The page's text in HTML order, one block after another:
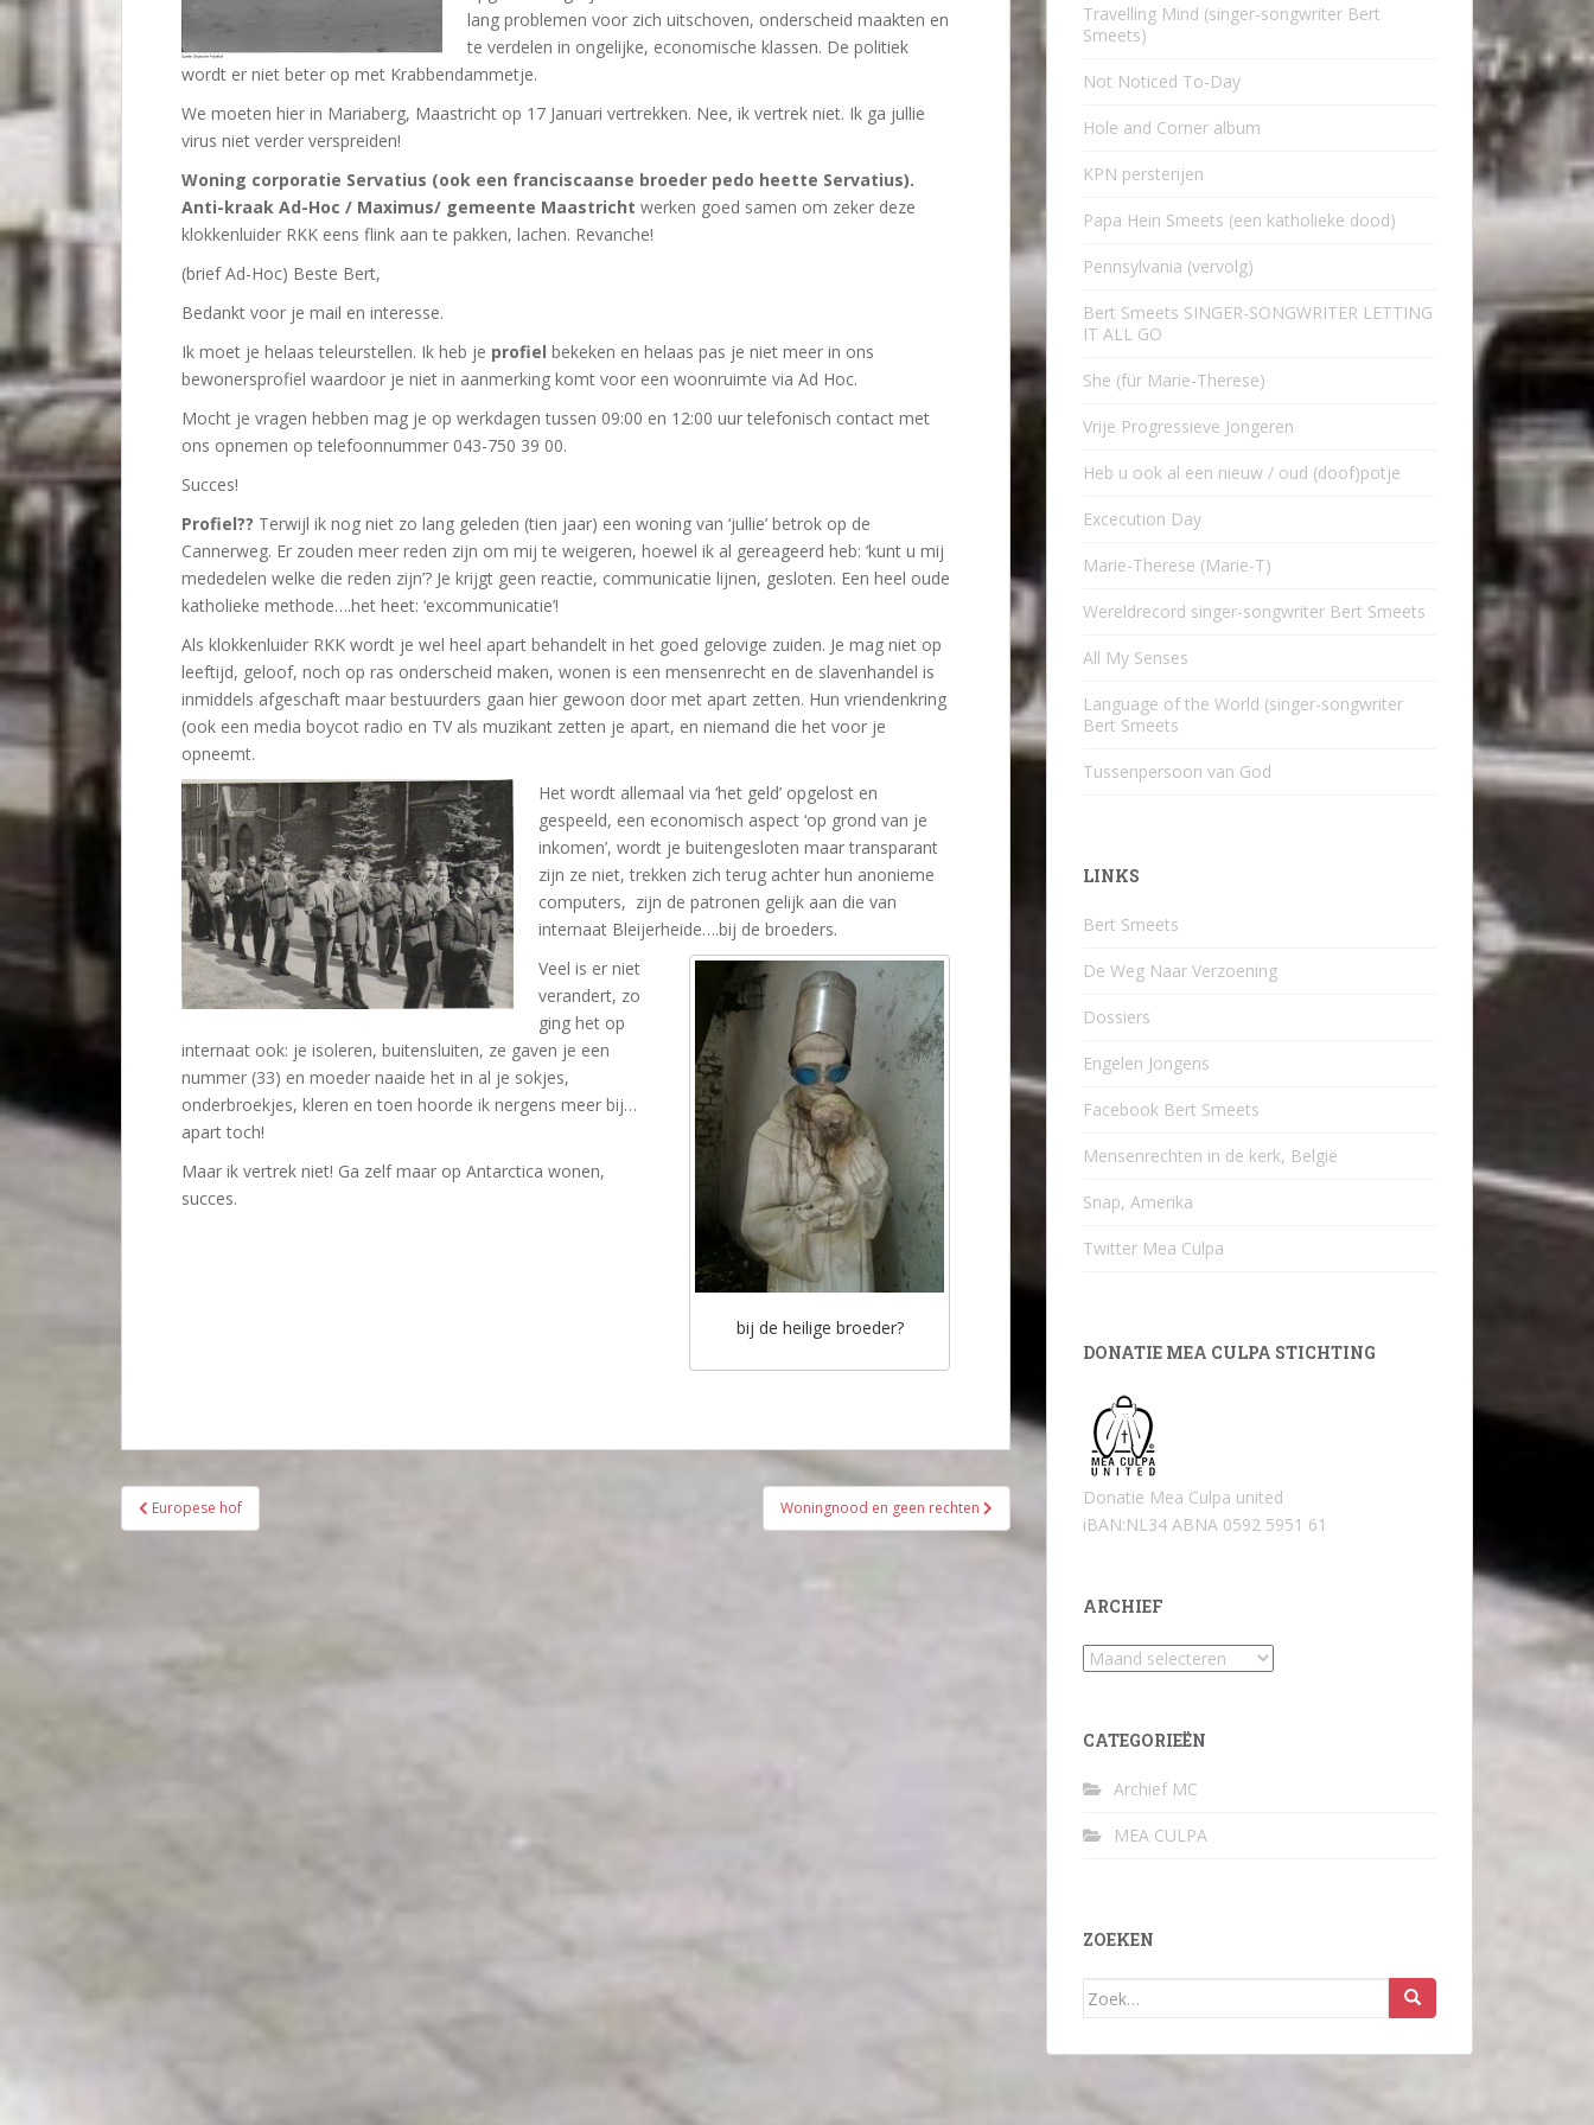
lang problemen voor zich uitschoven, onderscheid maakten en
te verdelen in ongelijke, economische klassen. De politiek
wordt er niet beter op met Krabbendammetje.
We moeten hier in Mariaberg, Maastricht op 17 Januari vertrekken. Nee, ik vertrek niet. Ik ga jullie
virus niet verder verspreiden!
Woning corporatie Servatius (ook een franciscaanse broeder pedo heette Servatius).
Anti-kraak Ad-Hoc / Maximus/ gemeente Maastricht werken goed samen om zeker deze
klokkenluider RKK eens flink aan te pakken, lachen. Revanche!
(brief Ad-Hoc) Beste Bert,
Bedankt voor je mail en interesse.
Ik moet je helaas teleurstellen. Ik heb je profiel bekeken en helaas pas je niet meer in ons
bewonersprofiel waardoor je niet in aanmerking komt voor een woonruimte via Ad Hoc.
Mocht je vragen hebben mag je op werkdagen tussen 09:00 en 12:00 uur telefonisch contact met
ons opnemen op telefoonnummer 043-750 39 00.
Succes!
Profiel?? Terwijl ik nog niet zo lang geleden (tien jaar) een woning van ‘jullie’ betrok op de
Cannerweg. Er zouden meer reden zijn om mij te weigeren, hoewel ik al gereageerd heb: ‘kunt u mij
mededelen welke die reden zijn’? Je krijgt geen reactie, communicatie lijnen, gesloten. Een heel oude
katholieke methode….het heet: ‘excommunicatie’!
Als klokkenluider RKK wordt je wel heel apart behandelt in het goed gelovige zuiden. Je mag niet op
leeftijd, geloof, noch op ras onderscheid maken, wonen is een mensenrecht en de slavenhandel is
inmiddels afgeschaft maar bestuurders gaan hier gewoon door met apart zetten. Hun vriendenkring
(ook een media boycot radio en TV als muzikant zetten je apart, en niemand die het voor je
opneemt.
Het wordt allemaal via ‘het geld’ opgelost en
gespeeld, een economisch aspect ‘op grond van je
inkomen’, wordt je buitengesloten maar transparant
zijn ze niet, trekken zich terug achter hun anonieme
computers, zijn de patronen gelijk aan die van
internaat Bleijerheide….bij de broeders.
bij de heilige broeder?
Veel is er niet
verandert, zo
ging het op
internaat ook: je isoleren, buitensluiten, ze gaven je een
nummer (33) en moeder naaide het in al je sokjes,
onderbroekjes, kleren en toen hoorde ik nergens meer bij…
apart toch!
Maar ik vertrek niet! Ga zelf maar op Antarctica wonen,
succes.
Bericht
navigatie
Europese hof Woningnood en geen rechten
Travelling Mind (singer-songwriter Bert
Smeets)
Not Noticed To-Day
Hole and Corner album
KPN persterijen
Papa Hein Smeets (een katholieke dood)
Pennsylvania (vervolg)
Bert Smeets SINGER-SONGWRITER LETTING
IT ALL GO
She (für Marie-Therese)
Vrije Progressieve Jongeren
Heb u ook al een nieuw / oud (doof)potje
Excecution Day
Marie-Therese (Marie-T)
Wereldrecord singer-songwriter Bert Smeets
All My Senses
Language of the World (singer-songwriter
Bert Smeets
Tussenpersoon van God
LINKS
Bert Smeets
De Weg Naar Verzoening
Dossiers
Engelen Jongens
Facebook Bert Smeets
Mensenrechten in de kerk, België
Snap, Amerika
Twitter Mea Culpa
DONATIE MEA CULPA STICHTING
Donatie Mea Culpa united
iBAN:NL34 ABNA 0592 5951 61
ARCHIEF
Archief
CATEGORIEËN
Archief MC
MEA CULPA
ZOEKEN
Zoek